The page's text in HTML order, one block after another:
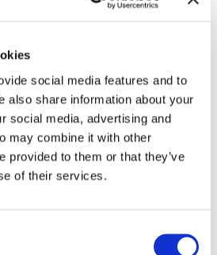
social media features and to
also share information about your
social media, advertising and
may combine it with other
provided to them or that they’ve
of their services.